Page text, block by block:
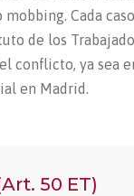
Cada
de los
conflicto, ya
en Madrid.
50 ET)